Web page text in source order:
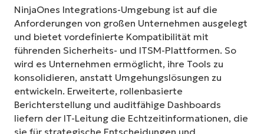
NinjaOnes Integrations-Umgebung ist auf die
Anforderungen von großen Unternehmen ausgelegt
und bietet vordefinierte Kompatibilität mit
führenden Sicherheits- und ITSM-Plattformen. So
wird es Unternehmen ermöglicht, ihre Tools zu
konsolidieren, anstatt Umgehungslösungen zu
entwickeln. Erweiterte, rollenbasierte
Berichterstellung und auditfähige Dashboards
liefern der IT-Leitung die Echtzeitinformationen, die